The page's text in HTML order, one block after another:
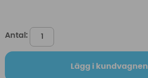
Antal:
Lägg i kundvagnen